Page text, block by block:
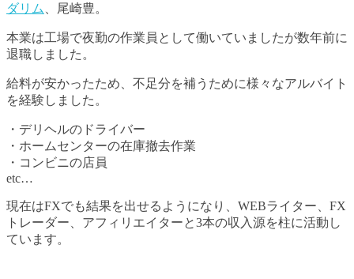
ダリム
、尾崎豊。
本業は工場で夜勤の作業員として働いていましたが数年前に
退職しました。
給料が安かったため、不足分を補うために様々なアルバイト
を経験しました。
・デリヘルのドライバー
・ホームセンターの在庫撤去作業
・コンビニの店員
etc…
現在はFXでも結果を出せるようになり、WEBライター、FX
トレーダー、アフィリエイターと3本の収入源を柱に活動し
ています。